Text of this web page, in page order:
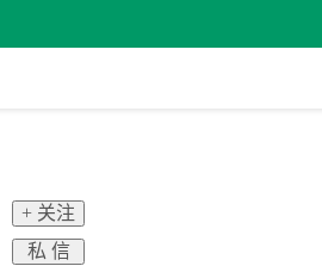
+ 关注
私 信